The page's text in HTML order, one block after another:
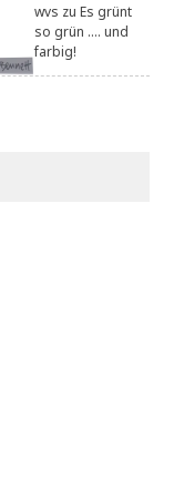
wvs zuEs grünt
so grün .... und
farbig!